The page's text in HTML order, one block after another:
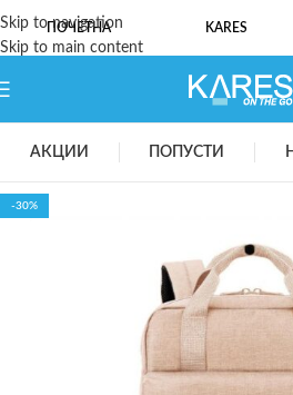
Skip to navigation
Skip to main content
ПОЧЕТНА KARES
АКЦИИ ПОПУСТИ
-30%